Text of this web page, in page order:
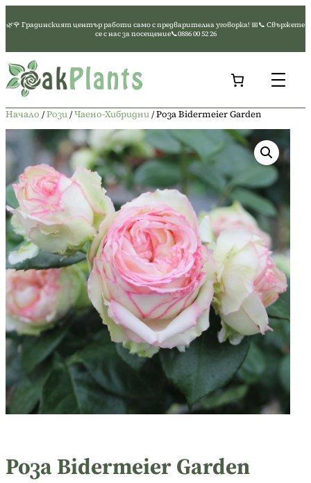
съдържанието
🌿🌹 Градинският център работи само с предварителна уговорка! 📅📞 Свържете
се с нас за посещение📞0886 00 52 26
Начало /Рози/Чаено-Хибридни/ Роза Bidermeier Garden
Роза Bidermeier Garden